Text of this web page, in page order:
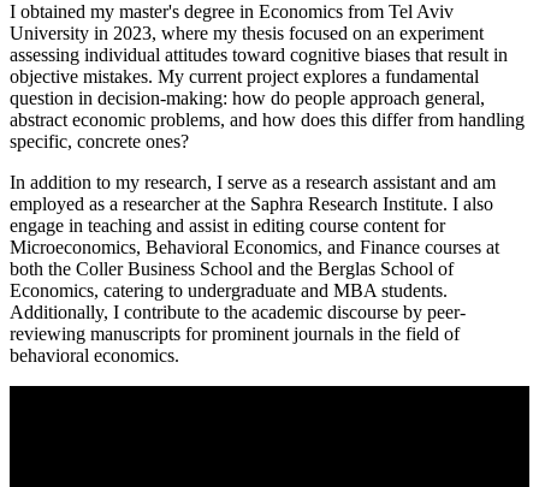
I obtained my master's degree in Economics from Tel Aviv
University in 2023, where my thesis focused on an experiment
assessing individual attitudes toward cognitive biases that result in
objective mistakes. My current project explores a fundamental
question in decision-making: how do people approach general,
abstract economic problems, and how does this differ from handling
specific, concrete ones?
In addition to my research, I serve as a research assistant and am
employed as a researcher at the Saphra Research Institute. I also
engage in teaching and assist in editing course content for
Microeconomics, Behavioral Economics, and Finance courses at
both the Coller Business School and the Berglas School of
Economics, catering to undergraduate and MBA students.
Additionally, I contribute to the academic discourse by peer-
reviewing manuscripts for prominent journals in the field of
behavioral economics.